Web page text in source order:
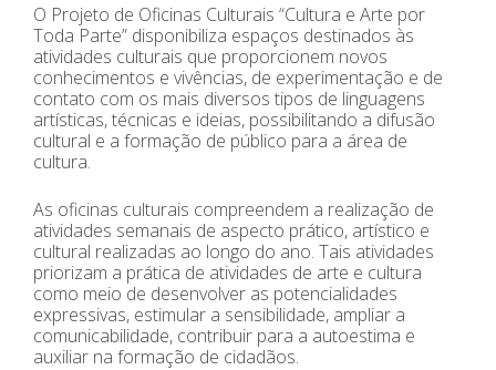
O Projeto de Oficinas Culturais “Cultura e Arte por
Toda Parte” disponibiliza espaços destinados às
atividades culturais que proporcionem novos
conhecimentos e vivências, de experimentação e de
contato com os mais diversos tipos de linguagens
artísticas, técnicas e ideias, possibilitando a difusão
cultural e a formação de público para a área de
cultura.
As oficinas culturais compreendem a realização de
atividades semanais de aspecto prático, artístico e
cultural realizadas ao longo do ano. Tais atividades
priorizam a prática de atividades de arte e cultura
como meio de desenvolver as potencialidades
expressivas, estimular a sensibilidade, ampliar a
comunicabilidade, contribuir para a autoestima e
auxiliar na formação de cidadãos.